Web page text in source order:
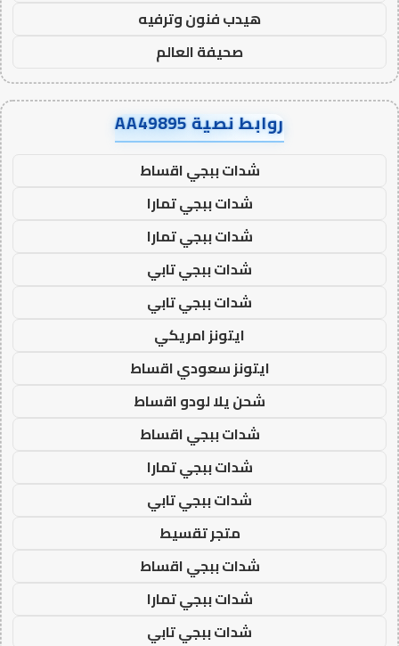
هيدب فنون وترفيه
صحيفة العالم
روابط نصية AA49895
شدات ببجي اقساط
شدات ببجي تمارا
شدات ببجي تمارا
شدات ببجي تابي
شدات ببجي تابي
ايتونز امريكي
ايتونز سعودي اقساط
شحن يلا لودو اقساط
شدات ببجي اقساط
شدات ببجي تمارا
شدات ببجي تابي
متجر تقسيط
شدات ببجي اقساط
شدات ببجي تمارا
شدات ببجي تابي